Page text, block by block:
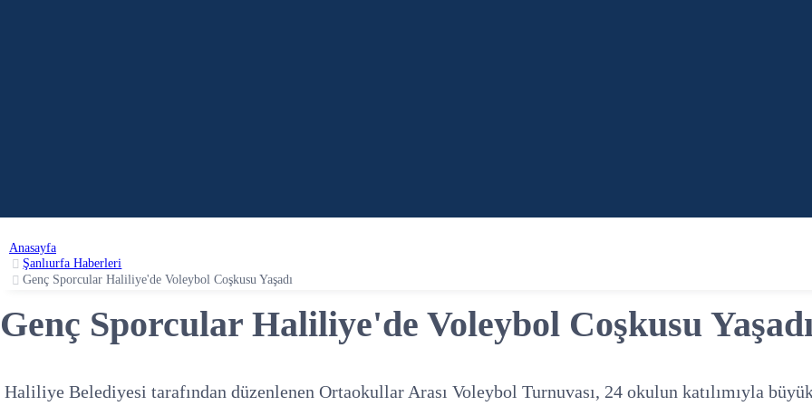
Anasayfa
Şanlıurfa Haberleri
Genç Sporcular Haliliye'de Voleybol Coşkusu Yaşadı
Genç Sporcular Haliliye'de Voleybol Coşkusu
Haliliye Belediyesi tarafından düzenlenen Ortaokullar Arası Voleybol Turnuvası, 24 okulun katılımıyla